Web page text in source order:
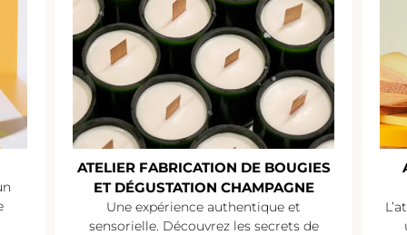
ATELIER FABRICATION DE BOUGIES
ET DÉGUSTATION CHAMPAGNE
Une expérience authentique et
sensorielle. Découvrez les secrets de